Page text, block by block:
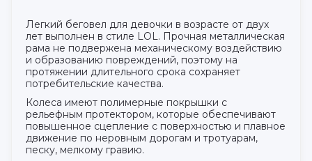
Легкий беговел для девочки в возрасте от двух
лет выполнен в стиле LOL. Прочная металлическая
рама не подвержена механическому воздействию
и образованию повреждений, поэтому на
протяжении длительного срока сохраняет
потребительские качества.
Колеса имеют полимерные покрышки с
рельефным протектором, которые обеспечивают
повышенное сцепление с поверхностью и плавное
движение по неровным дорогам и тротуарам,
песку, мелкому гравию.